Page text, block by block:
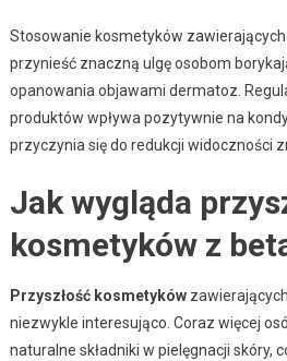
Stosowanie kosmetyków zawierających
przynieść znaczną ulgę osobom
opanowania objawami dermatoz.
produktów wpływa pozytywnie na
przyczynia się do redukcji widoczności
Jak wygląda
kosmetyków z
Przyszłość kosmetyków
niezwykle interesująco. Coraz więcej
naturalne składniki w pielęgnacji skóry,